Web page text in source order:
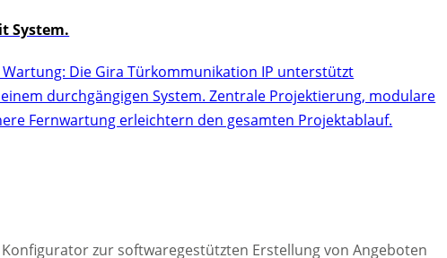
System.
Die Gira Türkommunikation IP unterstützt
durchgängigen System. Zentrale Projektierung, modulare
Fernwartung erleichtern den gesamten Projektablauf.
zur softwaregestützten Erstellung von Angeboten